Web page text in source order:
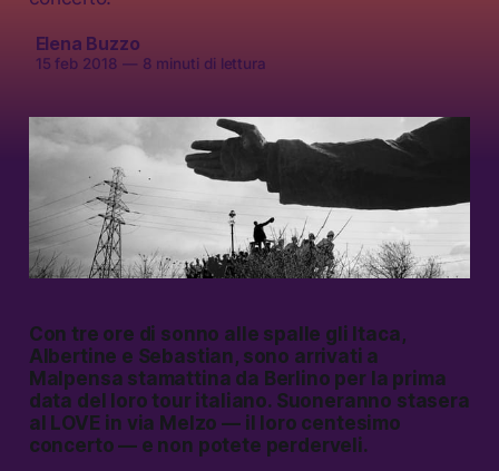
Elena Buzzo
15 feb 2018 — 8 minuti di lettura
Con tre ore di sonno alle spalle gli Itaca,
Albertine e Sebastian, sono arrivati a
Malpensa stamattina da Berlino per la prima
data del loro tour italiano. Suoneranno stasera
al LOVE in via Melzo — il loro centesimo
concerto — e non potete perderveli.